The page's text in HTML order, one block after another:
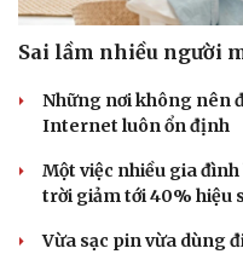
Sai lầm nhiều người
Những nơi không nên
Internet luôn ổn định
Một việc nhiều gia
trời giảm tới 40% hiệu
Vừa sạc pin vừa dùng